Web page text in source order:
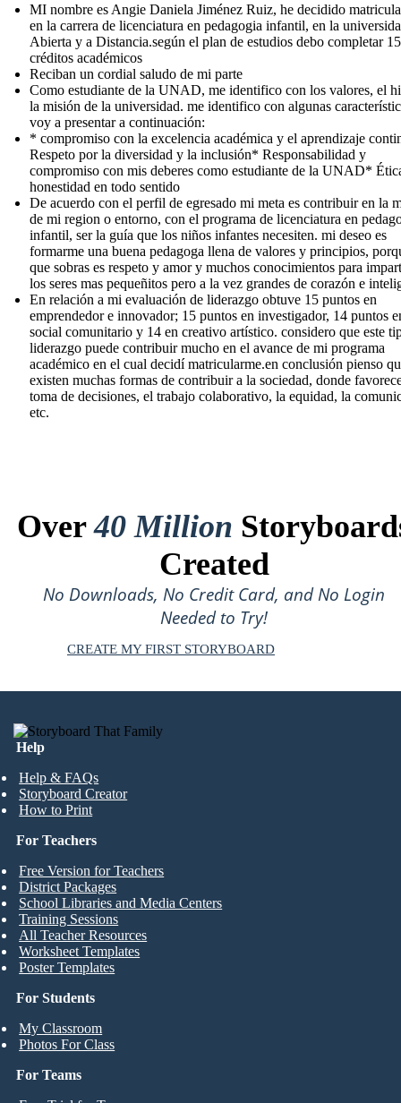
MI nombre es Angie Daniela Jiménez Ruiz, he decidido
en la carrera de licenciatura en pedagogia infantil, en la
Abierta y a Distancia.según el plan de estudios debo completar
créditos académicos
Reciban un cordial saludo de mi parte
Como estudiante de la UNAD, me identifico con los valores, el
la misión de la universidad. me identifico con algunas
voy a presentar a continuación:
* compromiso con la excelencia académica y el aprendizaje
Respeto por la diversidad y la inclusión* Responsabilidad y
compromiso con mis deberes como estudiante de la UNAD*
honestidad en todo sentido
De acuerdo con el perfil de egresado mi meta es contribuir en la
de mi region o entorno, con el programa de licenciatura en
infantil, ser la guía que los niños infantes necesiten. mi deseo es
formarme una buena pedagoga llena de valores y principios,
que sobras es respeto y amor y muchos conocimientos para
los seres mas pequeñitos pero a la vez grandes de corazón e
En relación a mi evaluación de liderazgo obtuve 15 puntos en
emprendedor e innovador; 15 puntos en investigador, 14 puntos
social comunitario y 14 en creativo artístico. considero que este
liderazgo puede contribuir mucho en el avance de mi programa
académico en el cual decidí matricularme.en conclusión pienso
existen muchas formas de contribuir a la sociedad, donde
toma de decisiones, el trabajo colaborativo, la equidad, la
etc.
Over40 Million
Created
No Downloads, No Credit Card, and No Login
Needed to Try!
CREATE MY FIRST STORYBOARD
Help
Help & FAQs
Storyboard Creator
How to Print
For Students
My Classroom
Photos For Class
For Teachers
Free Version for Teachers
District Packages
School Libraries and Media Centers
Training Sessions
All Teacher Resources
Worksheet Templates
Poster Templates
For Teams